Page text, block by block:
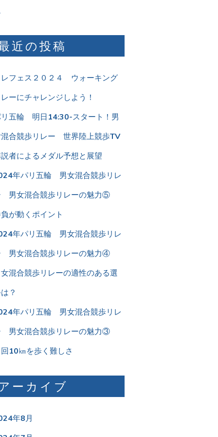
近の投稿
フェス２０２４ ウォーキング
ーにチャレンジしよう！
五輪 明日14:30-スタート！男
合競歩リレー 世界陸上競歩TV
者によるメダル予想と展望
年パリ五輪 男女混合競歩リレ
男女混合競歩リレーの魅力⑤
が動くポイント
年パリ五輪 男女混合競歩リレ
男女混合競歩リレーの魅力④
混合競歩リレーの適性のある選
？
年パリ五輪 男女混合競歩リレ
男女混合競歩リレーの魅力③
10㎞を歩く難しさ
ーカイブ
年8月